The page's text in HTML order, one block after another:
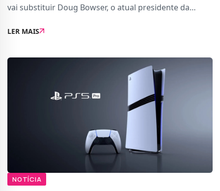
vai substituir Doug Bowser, o atual presidente da
dezembro de 2025.Doug Bowser, que antes
LER MAIS
NOTÍCIA